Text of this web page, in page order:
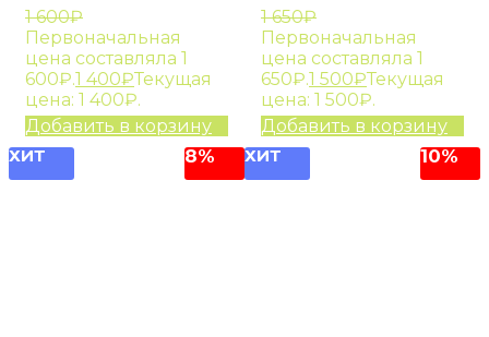
1 600₽
Первоначальная
цена составляла 1
600₽.1 400₽Текущая
цена: 1 400₽.
Добавить в корзину
1 650₽
Первоначальная
цена составляла 1
650₽.1 500₽Текущая
цена: 1 500₽.
Добавить в корзину
ХИТ
8% ХИТ 10%